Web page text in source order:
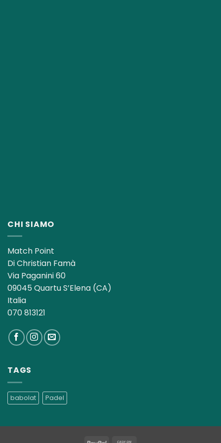
CHI SIAMO
Match Point
Di Christian Famà
Via Paganini 60
09045 Quartu S’Elena (CA)
Italia
070 813121
TAGS
babolat Padel